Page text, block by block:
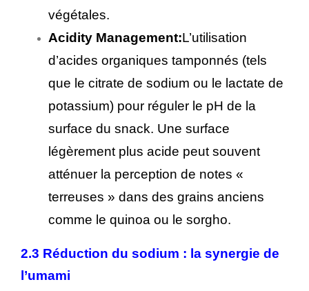
végétales.
Acidity Management:L’utilisation
d’acides organiques tamponnés (tels
que le citrate de sodium ou le lactate de
potassium) pour réguler le pH de la
surface du snack. Une surface
légèrement plus acide peut souvent
atténuer la perception de notes «
terreuses » dans des grains anciens
comme le quinoa ou le sorgho.
2.3 Réduction du sodium : la synergie de
l’umami